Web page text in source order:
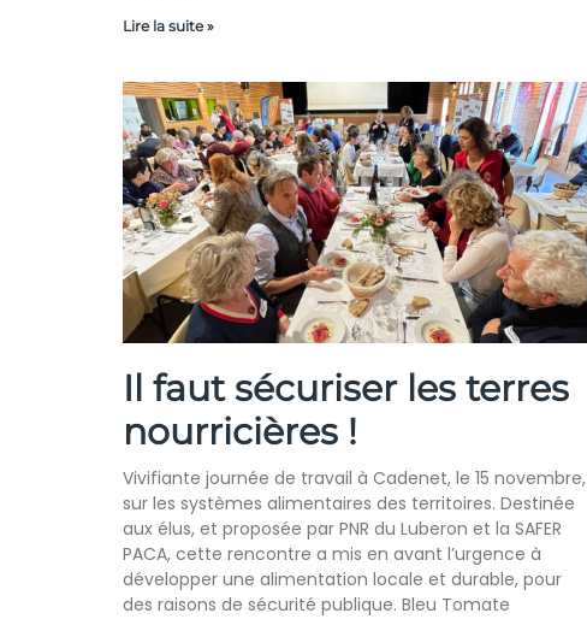
Lire la suite »
Il faut sécuriser les terres
nourricières !
Vivifiante journée de travail à Cadenet, le 15 novembre,
sur les systèmes alimentaires des territoires. Destinée
aux élus, et proposée par PNR du Luberon et la SAFER
PACA, cette rencontre a mis en avant l’urgence à
développer une alimentation locale et durable, pour
des raisons de sécurité publique. Bleu Tomate